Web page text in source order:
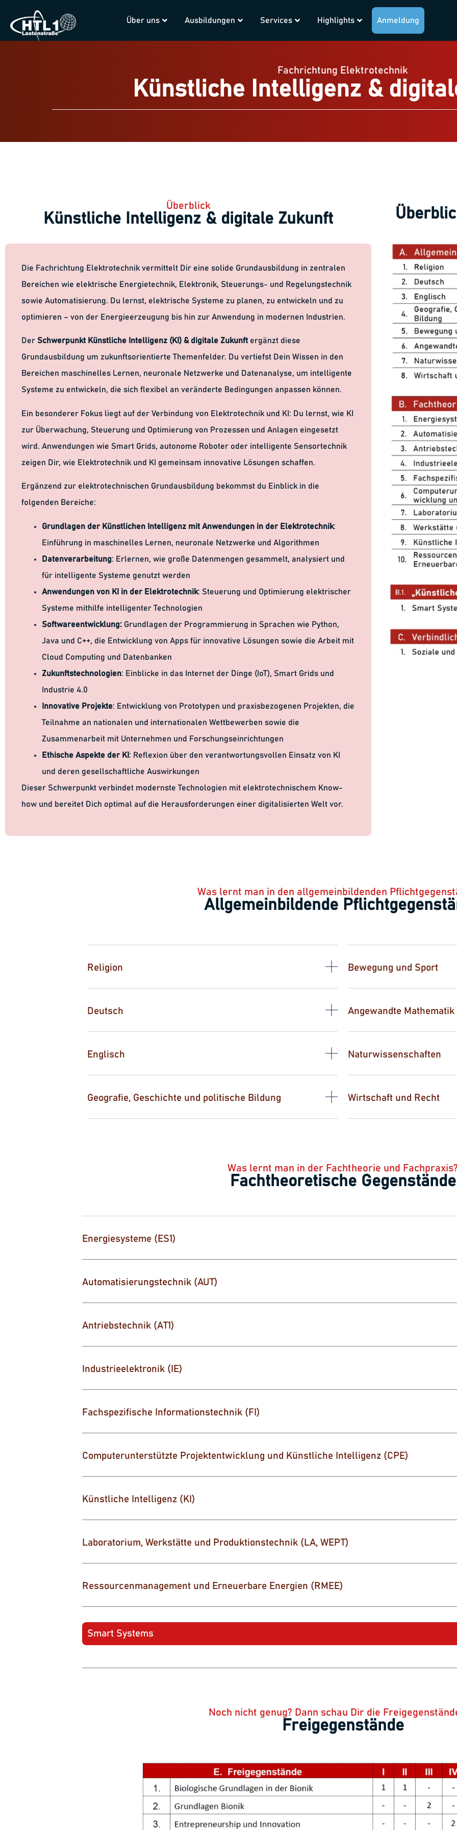
Über uns Ausbildungen Services Highlights Anmeldung
Fachrichtung Elektrotechnik
Künstliche Intelligenz &
Überblick
Künstliche Intelligenz & digitale Zukunft
Die Fachrichtung Elektrotechnik vermittelt Dir eine solide Grundausbildung in zentralen
Bereichen wie elektrische Energietechnik, Elektronik, Steuerungs- und Regelungstechnik
sowie Automatisierung. Du lernst, elektrische Systeme zu planen, zu entwickeln und zu
optimieren – von der Energieerzeugung bis hin zur Anwendung in modernen Industrien.
Der Schwerpunkt Künstliche Intelligenz (KI) & digitale Zukunft ergänzt diese
Grundausbildung um zukunftsorientierte Themenfelder. Du vertiefst Dein Wissen in den
Bereichen maschinelles Lernen, neuronale Netzwerke und Datenanalyse, um intelligente
Systeme zu entwickeln, die sich flexibel an veränderte Bedingungen anpassen können.
Ein besonderer Fokus liegt auf der Verbindung von Elektrotechnik und KI: Du lernst, wie KI
zur Überwachung, Steuerung und Optimierung von Prozessen und Anlagen eingesetzt
wird. Anwendungen wie Smart Grids, autonome Roboter oder intelligente Sensortechnik
zeigen Dir, wie Elektrotechnik und KI gemeinsam innovative Lösungen schaffen.
Ergänzend zur elektrotechnischen Grundausbildung bekommst du Einblick in die
folgenden Bereiche:
Grundlagen der Künstlichen Intelligenz mit Anwendungen in der Elektrotechnik:
Einführung in maschinelles Lernen, neuronale Netzwerke und Algorithmen
Datenverarbeitung: Erlernen, wie große Datenmengen gesammelt, analysiert und
für intelligente Systeme genutzt werden
Anwendungen von KI in der Elektrotechnik: Steuerung und Optimierung elektrischer
Systeme mithilfe intelligenter Technologien
Softwareentwicklung: Grundlagen der Programmierung in Sprachen wie Python,
Java und C++, die Entwicklung von Apps für innovative Lösungen sowie die Arbeit mit
Cloud Computing und Datenbanken
Zukunftstechnologien: Einblicke in das Internet der Dinge (IoT), Smart Grids und
Industrie 4.0
Innovative Projekte: Entwicklung von Prototypen und praxisbezogenen Projekten, die
Teilnahme an nationalen und internationalen Wettbewerben sowie die
Zusammenarbeit mit Unternehmen und Forschungseinrichtungen
Ethische Aspekte der KI : Reflexion über den verantwortungsvollen Einsatz von KI
und deren gesellschaftliche Auswirkungen
Dieser Schwerpunkt verbindet modernste Technologien mit elektrotechnischem Know-
how und bereitet Dich optimal auf die Herausforderungen einer digitalisierten Welt vor.
Was lernt man in den allgemeinbildenden
Allgemeinbildende
Religion
Deutsch
Englisch
Geografie, Geschichte und politische Bildung
Bewegung und Sport
Angewandte Mathematik
Naturwissenschaften
Wirtschaft und Recht
Was lernt man in der Fachtheorie und
Fachtheoretische Gegenstände
Energiesysteme (ES1)
Automatisierungstechnik (AUT)
Antriebstechnik (AT1)
Industrieelektronik (IE)
Fachspezifische Informationstechnik (FI)
Computerunterstützte Projektentwicklung und Künstliche Intelligenz (CPE)
Künstliche Intelligenz (KI)
Laboratorium, Werkstätte und Produktionstechnik (LA, WEPT)
Ressourcenmanagement und Erneuerbare Energien (RMEE)
Smart Systems
Noch nicht genug? Dann schau Dir die
Freigegenstände